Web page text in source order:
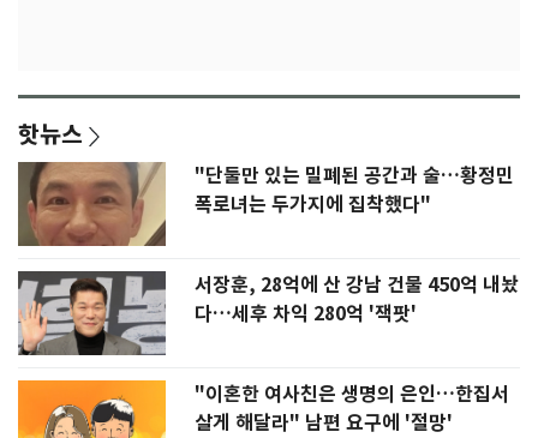
핫뉴스
"단둘만 있는 밀폐된 공간과 술…황정민
폭로녀는 두가지에 집착했다"
서장훈, 28억에 산 강남 건물 450억 내놨
다…세후 차익 280억 '잭팟'
"이혼한 여사친은 생명의 은인…한집서
살게 해달라" 남편 요구에 '절망'